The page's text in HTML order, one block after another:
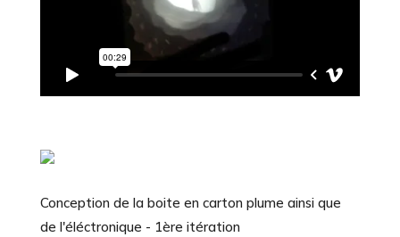
Conception de la boite en carton plume ainsi que
de l'éléctronique - 1ère itération